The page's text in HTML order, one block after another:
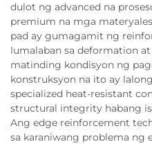
dulot ng advanced na
premium na mga
pad ay gumagamit ng
lumalaban sa deformation
matinding kondisyon ng
konstruksyon na ito ay
specialized heat-resistant
structural integrity habang
Ang edge reinforcement
sa karaniwang problema ng